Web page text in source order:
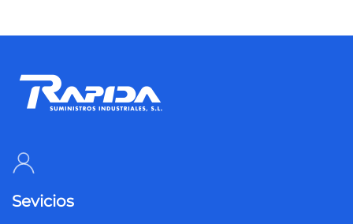
Sevicios